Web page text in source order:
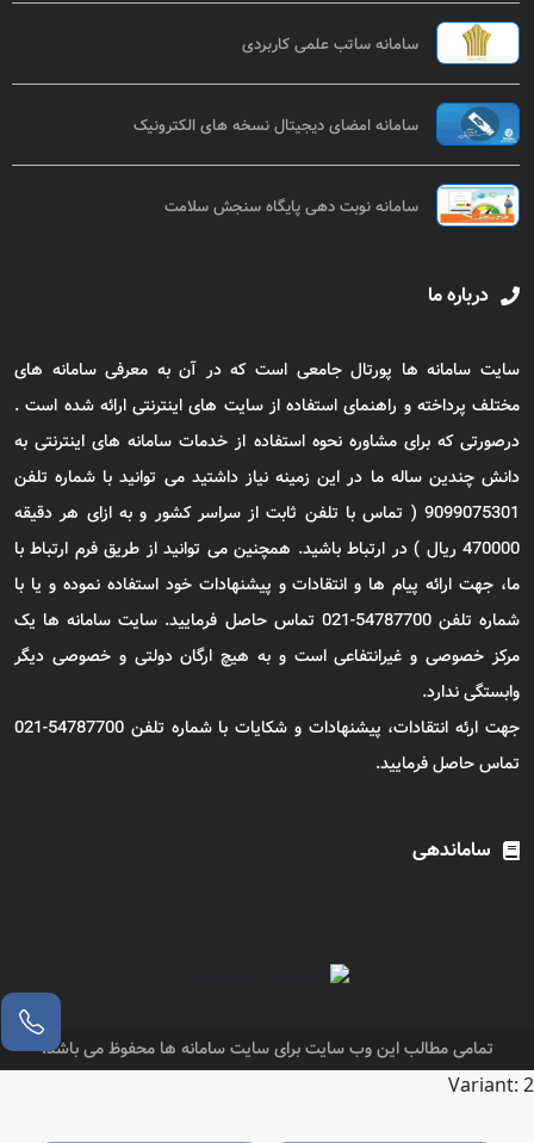
سامانه ساتب علمی کاربردی
سامانه امضای دیجیتال نسخه های الکترونیک
سامانه نوبت دهی پایگاه سنجش سلامت
درباره ما
سایت سامانه ها پورتال جامعی است که در آن به معرفی سامانه های
مختلف پرداخته و راهنمای استفاده از سایت های اینترنتی ارائه شده است .
درصورتی که برای مشاوره نحوه استفاده از خدمات سامانه های اینترنتی به
دانش چندین ساله ما در این زمینه نیاز داشتید می توانید با شماره تلفن
9099075301 ( تماس با تلفن ثابت از سراسر کشور و به ازای هر دقیقه
470000 ریال ) در ارتباط باشید. همچنین می توانید از طریق فرم ارتباط با
ما، جهت ارائه پیام ها و انتقادات و پیشنهادات خود استفاده نموده و یا با
شماره تلفن 54787700-021 تماس حاصل فرمایید. سایت سامانه ها یک
مرکز خصوصی و غیرانتفاعی است و به هیچ ارگان دولتی و خصوصی دیگر
وابستگی ندارد.
جهت ارئه انتقادات، پیشنهادات و شکایات با شماره تلفن 54787700-021
تماس حاصل فرمایید.
ساماندهی
تمامی مطالب این وب سایت برای سایت سامانه ها محفوظ می باشد.
Variant: 2